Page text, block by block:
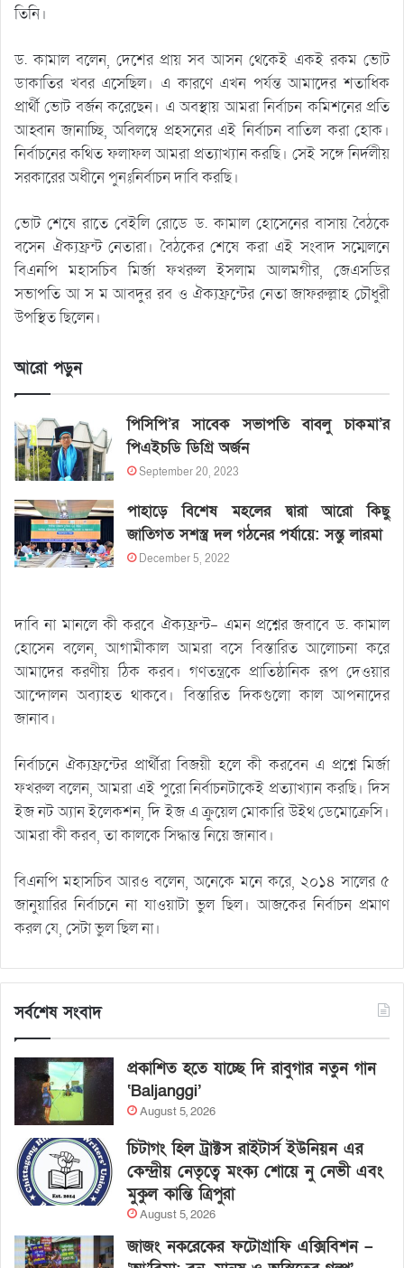
তিনি।
ড. কামাল বলেন, দেশের প্রায় সব আসন থেকেই একই রকম ভোট
ডাকাতির খবর এসেছিল। এ কারণে এখন পর্যন্ত আমাদের শতাধিক
প্রার্থী ভোট বর্জন করেছেন। এ অবস্থায় আমরা নির্বাচন কমিশনের প্রতি
আহ্বান জানাচ্ছি, অবিলম্বে প্রহসনের এই নির্বাচন বাতিল করা হোক।
নির্বাচনের কথিত ফলাফল আমরা প্রত্যাখ্যান করছি। সেই সঙ্গে নির্দলীয়
সরকারের অধীনে পুনঃনির্বাচন দাবি করছি।
ভোট শেষে রাতে বেইলি রোডে ড. কামাল হোসেনের বাসায় বৈঠকে
বসেন ঐক্যফ্রন্ট নেতারা। বৈঠকের শেষে করা এই সংবাদ সম্মেলনে
বিএনপি মহাসচিব মির্জা ফখরুল ইসলাম আলমগীর, জেএসডির
সভাপতি আ স ম আবদুর রব ও ঐক্যফ্রন্টের নেতা জাফরুল্লাহ চৌধুরী
উপস্থিত ছিলেন।
আরো পড়ুন
পিসিপি’র সাবেক সভাপতি বাবলু চাকমা’র
পিএইচডি ডিগ্রি অর্জন
September 20, 2023
পাহাড়ে বিশেষ মহলের দ্বারা আরো কিছু
জাতিগত সশস্ত্র দল গঠনের পর্যায়ে: সন্তু লারমা
December 5, 2022
দাবি না মানলে কী করবে ঐক্যফ্রন্ট- এমন প্রশ্নের জবাবে ড. কামাল
হোসেন বলেন, আগামীকাল আমরা বসে বিস্তারিত আলোচনা করে
আমাদের করণীয় ঠিক করব। গণতন্ত্রকে প্রাতিষ্ঠানিক রূপ দেওয়ার
আন্দোলন অব্যাহত থাকবে। বিস্তারিত দিকগুলো কাল আপনাদের
জানাব।
নির্বাচনে ঐক্যফ্রন্টের প্রার্থীরা বিজয়ী হলে কী করবেন এ প্রশ্নে মির্জা
ফখরুল বলেন, আমরা এই পুরো নির্বাচনটাকেই প্রত্যাখ্যান করছি। দিস
ইজ নট অ্যান ইলেকশন, দি ইজ এ ক্রুয়েল মোকারি উইথ ডেমোক্রেসি।
আমরা কী করব, তা কালকে সিদ্ধান্ত নিয়ে জানাব।
বিএনপি মহাসচিব আরও বলেন, অনেকে মনে করে, ২০১৪ সালের ৫
জানুয়ারির নির্বাচনে না যাওয়াটা ভুল ছিল। আজকের নির্বাচন প্রমাণ
করল যে, সেটা ভুল ছিল না।
সর্বশেষ সংবাদ
প্রকাশিত হতে যাচ্ছে দি রাবুগার নতুন গান
‘Baljanggi’
August 5, 2026
চিটাগং হিল ট্রাক্টস রাইটার্স ইউনিয়ন এর
কেন্দ্রীয় নেতৃত্বে মংক্য শোয়ে নু নেভী এবং
মুকুল কান্তি ত্রিপুরা
August 5, 2026
জাজং নকরেকের ফটোগ্রাফি এক্সিবিশন –